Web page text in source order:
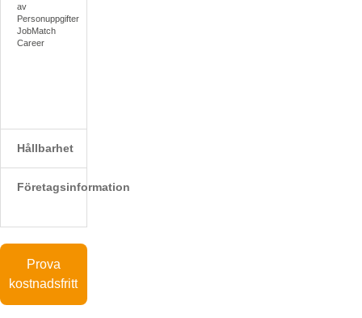
av
Personuppgifter
JobMatch
Career
Hållbarhet
Företagsinformation
Prova
kostnadsfritt